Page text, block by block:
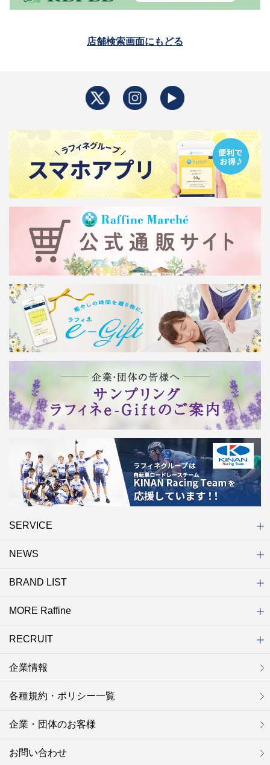
店舗検索画面にもどる
SERVICE
初めての方へ
店舗検索
キャンペーン
ラフィネ マルシェ（通販サイト）
WEB予約
よくある質問（Q&A）
サイトマップ
NEWS
ニュース一覧
お知らせ
オープン
クローズ
リニューアル
その他
BRAND LIST
ブランド一覧
ラフィネ
グランラフィネ
バダンバルー
ラフィネプリュス
プチラフィネ
整体ナチュラルボディ
トータルセラピー
フットデザイン
REFLE（リフレ）
Raffine TOKYO
ラフィネ ランニングスタイル
MORE Raffine
MORE Raffine
ラフィネのこだわり
ラフィネのひみつ
お得で便利なサービス
ラフィネギフト
ラフィネグループアスリート
RECRUIT
セラピスト採用
新卒採用
研修サイト
NOWON!!
企業情報
各種規約・ポリシー一覧
企業・団体のお客様
お問い合わせ